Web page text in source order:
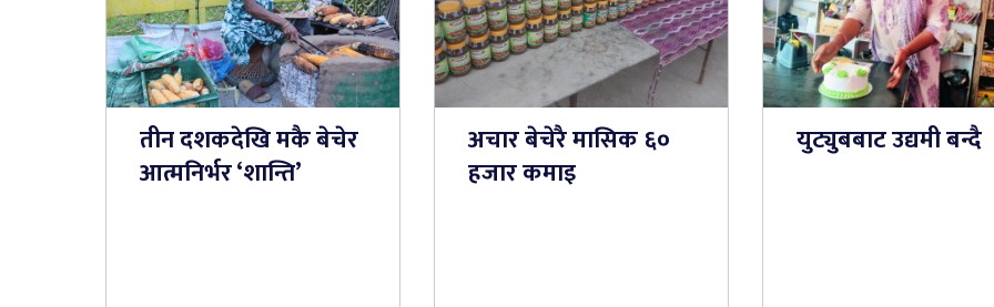
तीन दशकदेखि मकै बेचेर
आत्मनिर्भर ‘शान्ति’
अचार बेचेरै मासिक ६०
हजार कमाइ
युट्युबबाट उद्यमी बन्दै